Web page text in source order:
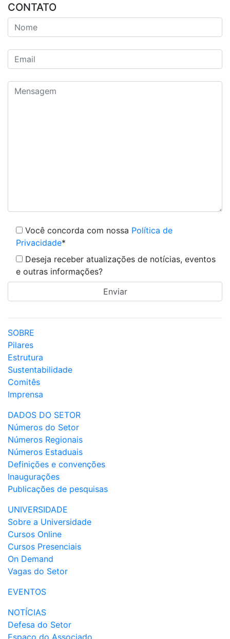
CONTATO
Você concorda com nossa Política de
Privacidade*
Deseja receber atualizações de notícias, eventos
e outras informações?
SOBRE
Pilares
Estrutura
Sustentabilidade
Comitês
Imprensa
DADOS DO SETOR
Números do Setor
Números Regionais
Números Estaduais
Definições e convenções
Inaugurações
Publicações de pesquisas
UNIVERSIDADE
Sobre a Universidade
Cursos Online
Cursos Presenciais
On Demand
Vagas do Setor
EVENTOS
NOTÍCIAS
Defesa do Setor
Espaço do Associado